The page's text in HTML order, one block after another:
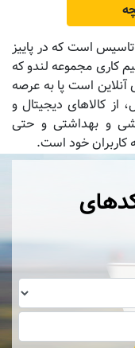
تاسیس است که در پاییز
تیم کاری مجموعه لندو که
است پا به عرصه
از کالاهای دیجیتال و
و بهداشتی و حتی
کاربران خود است.